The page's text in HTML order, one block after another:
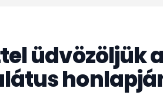
üdvözöljük